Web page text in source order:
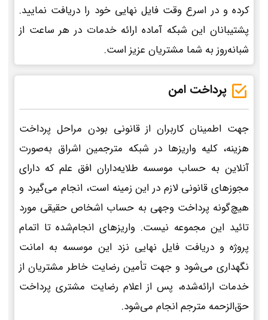
کرده و در اسرع وقت فایل نهایی خود را دریافت نمایید.
پشتیبانان این شبکه آماده ارائه خدمات در هر ساعت از
شبانه‌روز به شما مشتریان عزیز است.
پرداخت امن
جهت اطمینان کاربران از قانونی بودن مراحل پرداخت
هزینه، کلیه واریزها در شبکه مترجمین اشراق به‌صورت
آنلاین به حساب موسسه طلایه‌داران افق علم که دارای
مجوزهای قانونی لازم در این زمینه است، انجام می‌گیرد و
هیچ‌گونه پرداخت وجهی به حساب اشخاص حقیقی مورد
تائید این مجموعه نیست. واریزهای انجام‌شده تا اتمام
پروژه و دریافت فایل نهایی نزد این موسسه به امانت
نگهداری می‌شود و جهت تأمین رضایت خاطر مشتریان از
خدمات ارائه‌شده، پس از اعلام رضایت مشتری پرداخت
حق‌الزحمه مترجم انجام می‌شود.